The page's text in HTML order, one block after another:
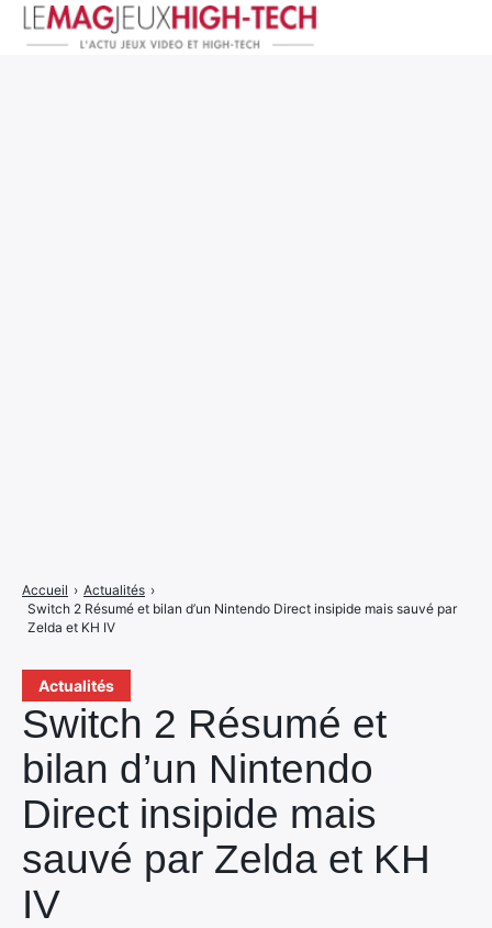
Actualités
Switch 2 Résumé et
bilan d’un Nintendo
Direct insipide mais
sauvé par Zelda et KH
IV
Accueil › Actualités ›
Switch 2 Résumé et bilan d’un Nintendo Direct insipide mais sauvé par
Zelda et KH IV